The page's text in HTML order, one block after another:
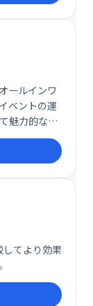
ールインワ
ベントの運
魅力的な体
と参加者エ
ンイベント
てより効果